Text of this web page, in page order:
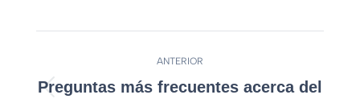
ANTERIOR
Preguntas más frecuentes acerca del